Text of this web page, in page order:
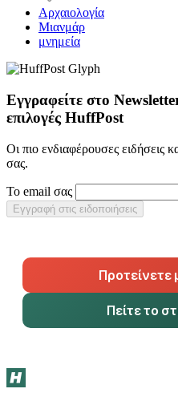
Αρχαιολογία
Μιανμάρ
μνημεία
Εγγραφείτε στο
επιλογές HuffPost
Οι πιο ενδιαφέρουσες ειδήσεις
σας.
Το email σας
Εγγραφή στις ειδοποιήσεις
Προτείνετε
Πείτε το